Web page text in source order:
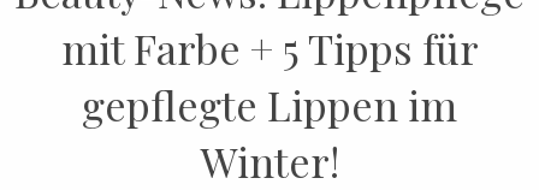
mit Farbe + 5 Tipps für
gepflegte Lippen im
Winter!